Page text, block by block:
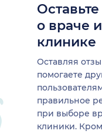
о враче
клинике
Оставляя
помогаете
правильное
при выборе
клиники.